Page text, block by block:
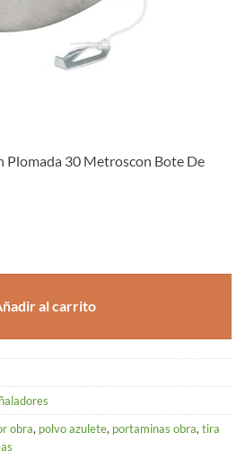
Plomada 30 Metroscon Bote De
al carrito
obra, polvo azulete, portaminas obra, tira